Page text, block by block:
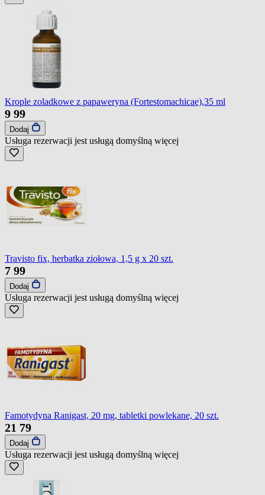
Krople zoladkowe z papaweryna (Fortestomachicae),35 ml
9 99
Dodaj
Usługa rezerwacji jest usługą domyślną więcej
Travisto fix, herbatka ziołowa, 1,5 g x 20 szt.
7 99
Dodaj
Usługa rezerwacji jest usługą domyślną więcej
Famotydyna Ranigast, 20 mg, tabletki powlekane, 20 szt.
21 79
Dodaj
Usługa rezerwacji jest usługą domyślną więcej